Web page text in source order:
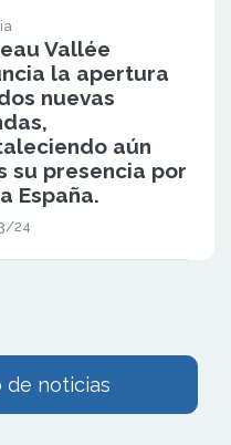
Vallée
la apertura
nuevas
aún
su presencia por
España.
24
de noticias